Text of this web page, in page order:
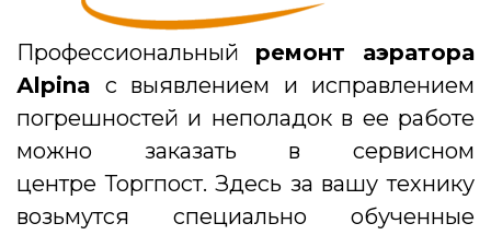
Профессиональный ремонт аэратора
Аlpina с выявлением и исправлением
погрешностей и неполадок в ее работе
можно заказать в сервисном
центре Торгпост. Здесь за вашу технику
возьмутся специально обученные